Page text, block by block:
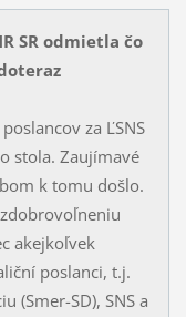
SR odmietla čo
za ĽSNS
stola. Zaujímavé
k tomu došlo.
akejkoľvek
poslanci, t.j.
(Smer-SD), SNS a